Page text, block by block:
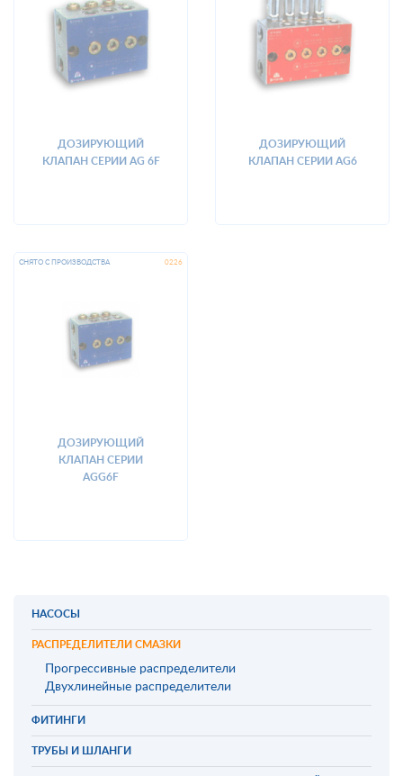
ДОЗИРУЮЩИЙ
КЛАПАН СЕРИИ AG 6F
ДОЗИРУЮЩИЙ
КЛАПАН СЕРИИ AG6
ДОЗИРУЮЩИЙ
КЛАПАН СЕРИИ
AGG6F
НАСОСЫ
РАСПРЕДЕЛИТЕЛИ СМАЗКИ
Прогрессивные распределители
Двухлинейные распределители
ФИТИНГИ
ТРУБЫ И ШЛАНГИ